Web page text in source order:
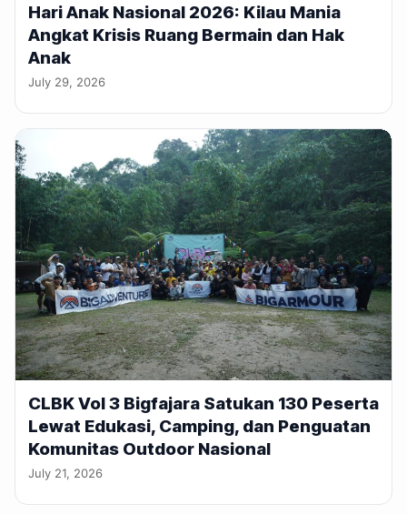
Hari Anak Nasional 2026: Kilau Mania
Angkat Krisis Ruang Bermain dan Hak
Anak
July 29, 2026
CLBK Vol 3 Bigfajara Satukan 130 Peserta
Lewat Edukasi, Camping, dan Penguatan
Komunitas Outdoor Nasional
July 21, 2026